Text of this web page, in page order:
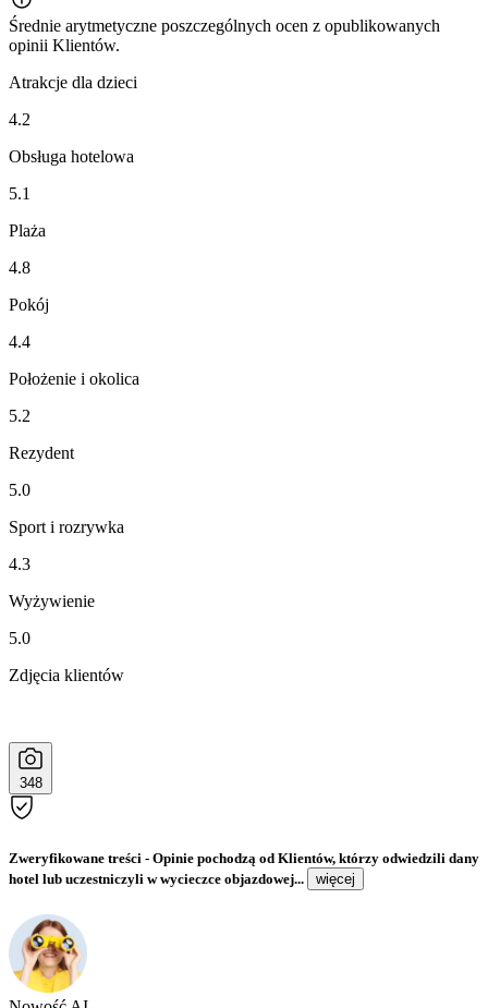
Średnie arytmetyczne poszczególnych ocen z opublikowanych
opinii Klientów.
Atrakcje dla dzieci
4.2
Obsługa hotelowa
5.1
Plaża
4.8
Pokój
4.4
Położenie i okolica
5.2
Rezydent
5.0
Sport i rozrywka
4.3
Wyżywienie
5.0
Zdjęcia klientów
348
Zweryfikowane treści - Opinie pochodzą od Klientów, którzy odwiedzili dany
hotel lub uczestniczyli w wycieczce objazdowej...
więcej